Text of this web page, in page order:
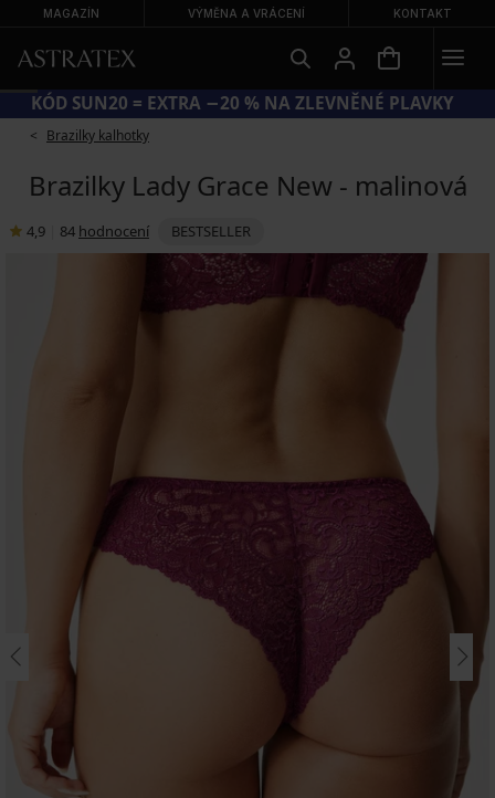
MAGAZÍN VÝMĚNA A VRÁCENÍ KONTAKT
KÓD SUN20 = EXTRA −20 % NA ZLEVNĚNÉ PLAVKY
Brazilky kalhotky
Brazilky Lady Grace New - malinová
4,9 84 hodnocení BESTSELLER